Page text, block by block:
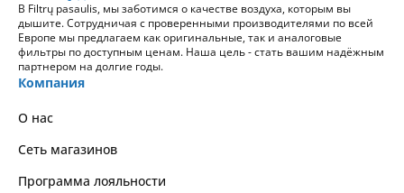
В Filtrų pasaulis, мы заботимся о качестве воздуха, которым вы
дышите. Сотрудничая с проверенными производителями по всей
Европе мы предлагаем как оригинальные, так и аналоговые
фильтры по доступным ценам. Наша цель - стать вашим надёжным
партнером на долгие годы.
Компания
О нас
Сеть магазинов
Программа лояльности